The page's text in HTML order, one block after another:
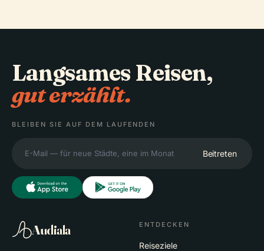
Langsames Reisen,
gut erzählt.
BLEIBEN SIE AUF DEM LAUFENDEN
Beitreten
Audiala ENTDECKEN
Reiseziele